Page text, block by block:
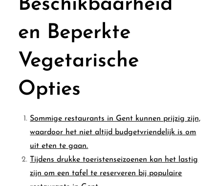
Beschikbaarheid
en Beperkte
Vegetarische
Opties
Sommige restaurants in Gent kunnen prijzig zijn,
waardoor het niet altijd budgetvriendelijk is om
uit eten te gaan.
Tijdens drukke toeristenseizoenen kan het lastig
zijn om een tafel te reserveren bij populaire